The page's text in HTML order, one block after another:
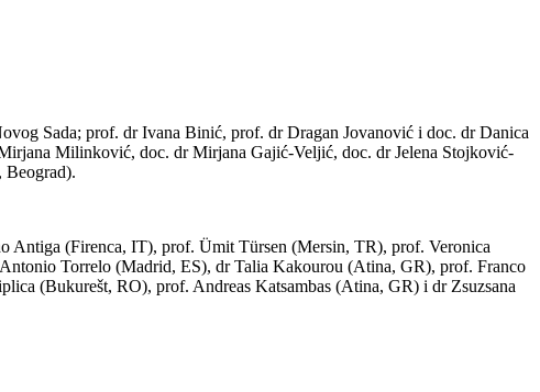
Sada; prof. dr Ivana Binić, prof. dr Dragan Jovanović i doc. dr Danica
Milinković, doc. dr Mirjana Gajić-Veljić, doc. dr Jelena Stojković-
Antiga (Firenca, IT), prof. Ümit Türsen (Mersin, TR), prof. Veronica
Torrelo (Madrid, ES), dr Talia Kakourou (Atina, GR), prof. Franco
(Bukurešt, RO), prof. Andreas Katsambas (Atina, GR) i dr Zsuzsana